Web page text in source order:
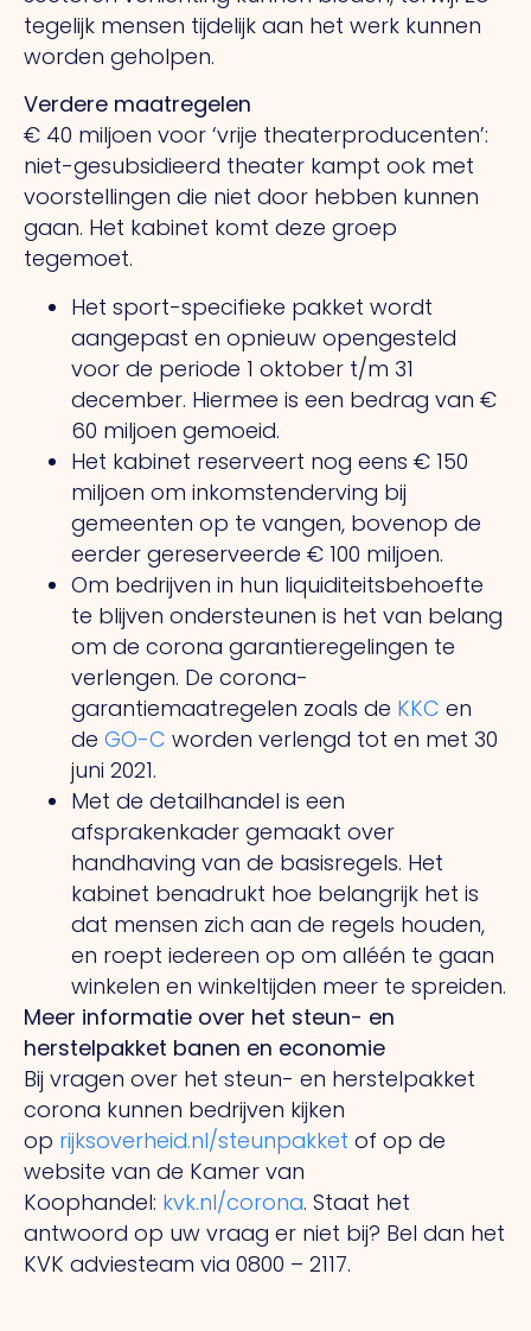
tegelijk mensen tijdelijk aan het werk kunnen
worden geholpen.
Verdere maatregelen
€ 40 miljoen voor ‘vrije theaterproducenten’:
niet-gesubsidieerd theater kampt ook met
voorstellingen die niet door hebben kunnen
gaan. Het kabinet komt deze groep
tegemoet.
Het sport-specifieke pakket wordt
aangepast en opnieuw opengesteld
voor de periode 1 oktober t/m 31
december. Hiermee is een bedrag van €
60 miljoen gemoeid.
Het kabinet reserveert nog eens € 150
miljoen om inkomstenderving bij
gemeenten op te vangen, bovenop de
eerder gereserveerde € 100 miljoen.
Om bedrijven in hun liquiditeitsbehoefte
te blijven ondersteunen is het van belang
om de corona garantieregelingen te
verlengen. De corona-
garantiemaatregelen zoals de KKC en
de GO-C worden verlengd tot en met 30
juni 2021.
Met de detailhandel is een
afsprakenkader gemaakt over
handhaving van de basisregels. Het
kabinet benadrukt hoe belangrijk het is
dat mensen zich aan de regels houden,
en roept iedereen op om alléén te gaan
winkelen en winkeltijden meer te spreiden.
Meer informatie over het steun- en
herstelpakket banen en economie
Bij vragen over het steun- en herstelpakket
corona kunnen bedrijven kijken
op rijksoverheid.nl/steunpakket of op de
website van de Kamer van
Koophandel: kvk.nl/corona. Staat het
antwoord op uw vraag er niet bij? Bel dan het
KVK adviesteam via 0800 – 2117.